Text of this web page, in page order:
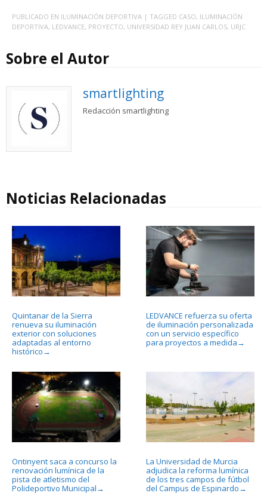
PUBLICADO EN ILUMINACIÓN DEPORTIVA | TAGGED CASO, ILUMINACIÓN
DEPORTIVA, LEDVANCE, PROYECTO, UNIVERSIDAD REY JUAN CARLOS, URJC
Sobre el Autor
smartlighting
Redacción smartlighting
Noticias Relacionadas
Quintanar de la Sierra
renueva su iluminación
exterior con soluciones
adaptadas al entorno
histórico →
LEDVANCE refuerza su oferta
de iluminación personalizada
con un servicio específico
para proyectos a medida →
Ontinyent saca a concurso la
renovación lumínica de la
pista de atletismo del
Polideportivo Municipal →
La Universidad de Murcia
adjudica la reforma lumínica
de los tres campos de fútbol
del Campus de Espinardo →